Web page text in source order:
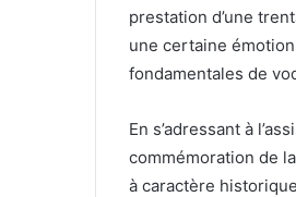
prestation d’une
une certaine
fondamentales de
En s’adressant à
commémoration de
à caractère